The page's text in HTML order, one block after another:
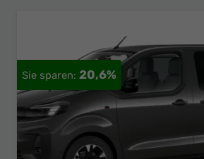
20,6%